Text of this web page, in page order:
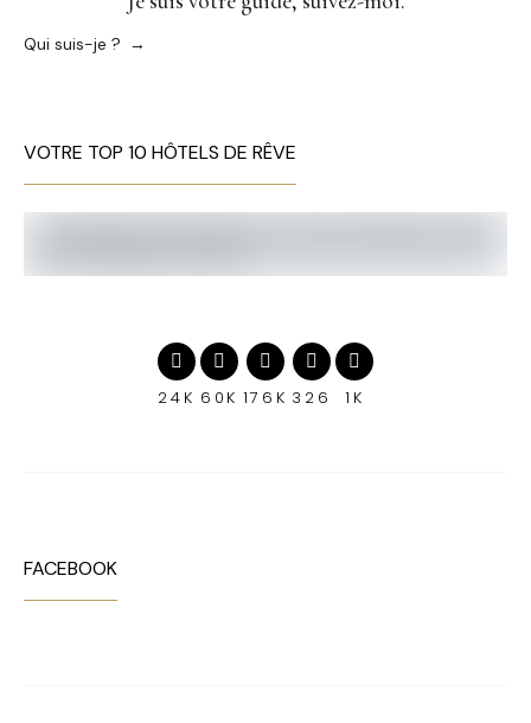
Qui suis-je ?
VOTRE TOP 10 HÔTELS DE RÊVE
24K 60K 176K 326 1K
FACEBOOK